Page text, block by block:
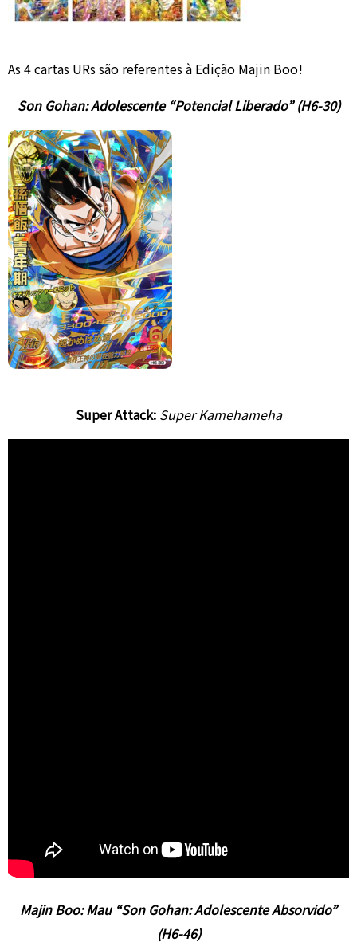
As 4 cartas URs são referentes à Edição Majin Boo!
Son Gohan: Adolescente “Potencial Liberado” (H6-30)
Super Attack: Super Kamehameha
Majin Boo: Mau “Son Gohan: Adolescente Absorvido”
(H6-46)